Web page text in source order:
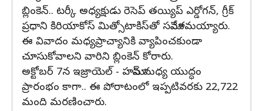
బ్లింకెన్.. టర్కీ అధ్యక్షుడు రెసెప్ తయ్యిప్ ఎర్డోగన్, గ్రీక్
ప్రధాని కిరియాకోస్ మిత్సోటాకిస్‌తో సమావేశమయ్యారు.
ఈ వివాదం మధ్యప్రాచ్యానికి వ్యాపించకుండా
చూసుకోవాలని వారిని బ్లింకెన్ కోరారు.
అక్టోబర్ 7న ఇజ్రాయెల్ - హమాస్ మధ్య యుద్ధం
ప్రారంభం కాగా.. ఈ పోరాటంలో ఇప్పటివరకు 22,722
మంది మరణించారు.